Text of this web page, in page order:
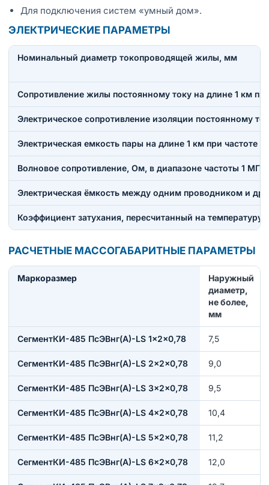
Для подключения систем «умный дом».
ЭЛЕКТРИЧЕСКИЕ ПАРАМЕТРЫ
Номинальный диаметр токопроводящей жилы, мм
Сопротивление жилы постоянному току на длине 1 км
Электрическое сопротивление изоляции постоянному
Электрическая емкость пары на длине 1 км при частоте
Волновое сопротивление, Ом, в диапазоне частоты 1 МГц
Электрическая ёмкость между одним проводником и
Коэффициент затухания, пересчитанный на температуру
РАСЧЕТНЫЕ МАССОГАБАРИТНЫЕ ПАРАМЕТРЫ
Маркоразмер
Наружный
диаметр,
не более,
мм
СегментКИ-485 ПсЭВнг(А)-LS 1×2×0,78 7,5
СегментКИ-485 ПсЭВнг(А)-LS 2×2×0,78 9,0
СегментКИ-485 ПсЭВнг(А)-LS 3×2×0,78 9,5
СегментКИ-485 ПсЭВнг(А)-LS 4×2×0,78 10,4
СегментКИ-485 ПсЭВнг(А)-LS 5×2×0,78 11,2
СегментКИ-485 ПсЭВнг(А)-LS 6×2×0,78 12,0